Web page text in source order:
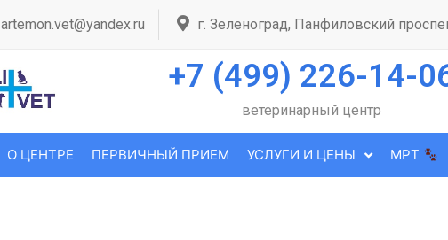
artemon.vet@yandex.ru г. Зеленоград, Панфиловский
+7 (499) 226-14-
ветеринарный центр
О ЦЕНТРЕ ПЕРВИЧНЫЙ ПРИЕМ УСЛУГИ И ЦЕНЫ МРТ